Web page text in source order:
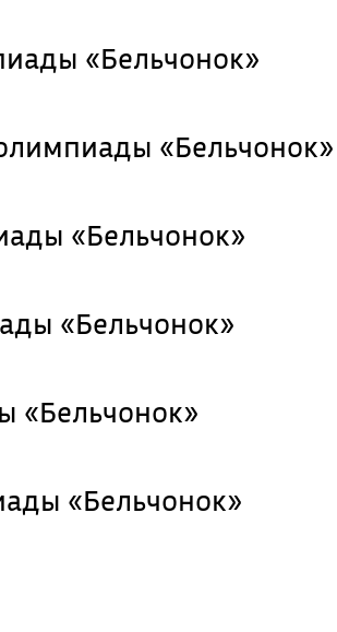
«Бельчонок»
«Бельчонок»
«Бельчонок»
«Бельчонок»
«Бельчонок»
«Бельчонок»